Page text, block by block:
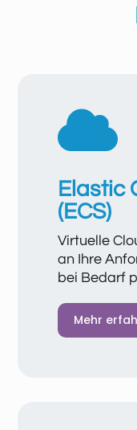

Elastic
(ECS)
Virtuelle
an Ihre
bei Bedarf
Unsere
zuverlässige
Mehr